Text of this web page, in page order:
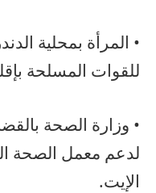
• المرأة بمحلية
للقوات المسلحة
• وزارة الصحة
لدعم معمل الصحة
الإيت.